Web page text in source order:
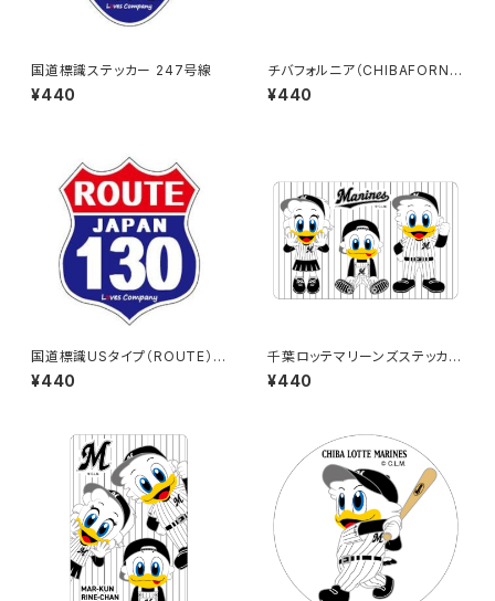
国道標識ステッカー 247号線
¥440
チバフォルニア（CHIBAFORNI
A）ステッカーB（Black）
¥440
国道標識USタイプ（ROUTE）ス
テッカー 130号線
¥440
千葉ロッテマリーンズステッカー
10
¥440